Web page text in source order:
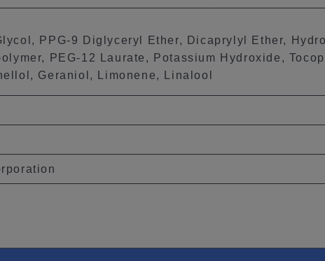
PPG-9 Diglyceryl Ether, Dicaprylyl Ether,
PEG-12 Laurate, Potassium Hydroxide,
Geraniol, Limonene, Linalool